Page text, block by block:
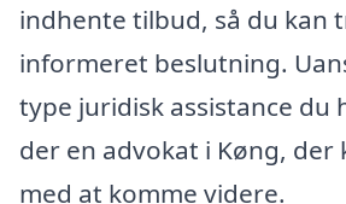
indhente tilbud, så du kan
informeret beslutning.
type juridisk assistance du
der en advokat i Køng,
med at komme videre.